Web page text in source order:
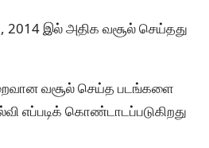
இல் அதிக வசூல் செய்தது
வசூல் செய்த படங்களை
எப்படிக் கொண்டாடப்படுகிறது